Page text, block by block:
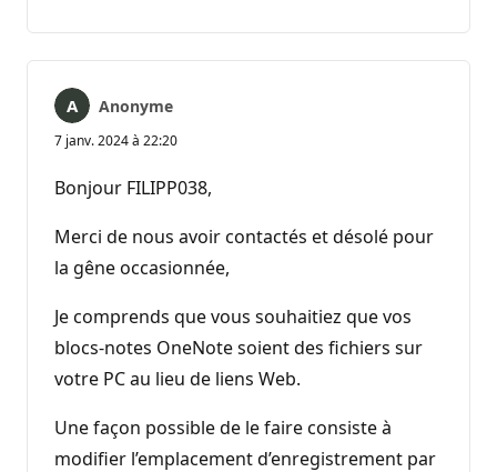
Anonyme
7 janv. 2024 à 22:20
Bonjour FILIPP038,
Merci de nous avoir contactés et désolé pour
la gêne occasionnée,
Je comprends que vous souhaitiez que vos
blocs-notes OneNote soient des fichiers sur
votre PC au lieu de liens Web.
Une façon possible de le faire consiste à
modifier l’emplacement d’enregistrement par